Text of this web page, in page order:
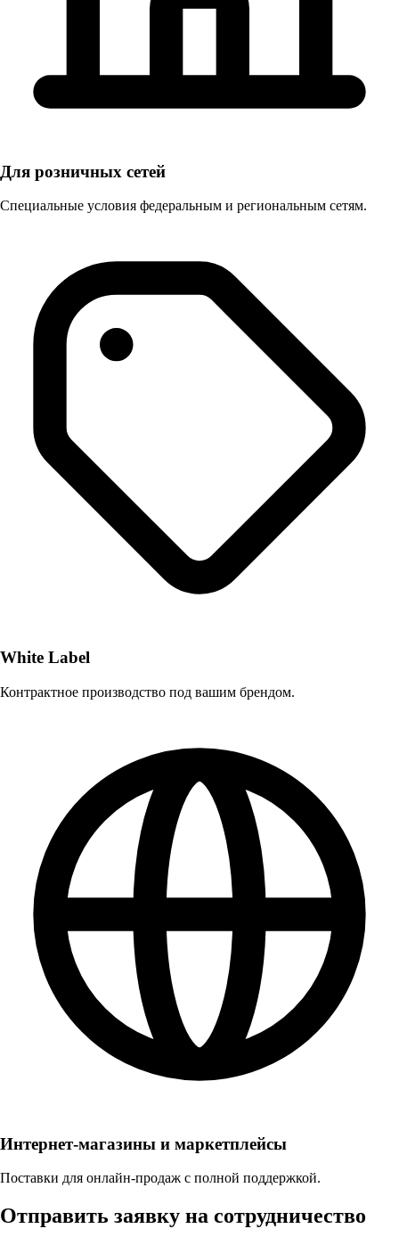
Для розничных сетей
Специальные условия федеральным и региональным сетям.
White Label
Контрактное производство под вашим брендом.
Интернет-магазины и маркетплейсы
Поставки для онлайн-продаж с полной поддержкой.
Отправить заявку на сотрудничество